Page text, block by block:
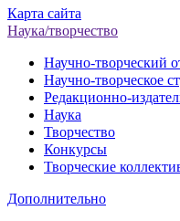
Карта сайта
Наука/творчество
Научно-творческий
Научно-творческое
Редакционно-
Наука
Творчество
Конкурсы
Творческие
Дополнительно